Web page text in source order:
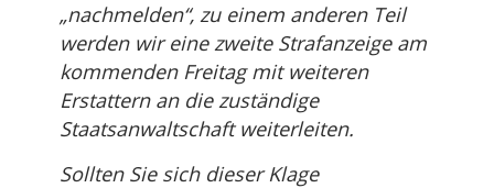
„nachmelden“, zu einem anderen Teil
werden wir eine zweite Strafanzeige am
kommenden Freitag mit weiteren
Erstattern an die zuständige
Staatsanwaltschaft weiterleiten.
Sollten Sie sich dieser Klage